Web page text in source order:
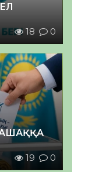
18 0
19 0